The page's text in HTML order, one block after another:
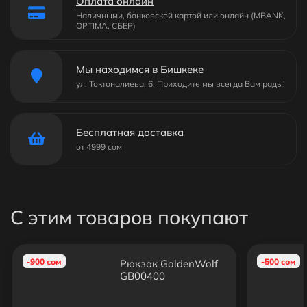
Наличными, банковской картой или онлайн (MBANK,
OPTIMA, СБЕР)
Мы находимся в Бишкеке
ул. Токтоналиева, 6. Приходите мы всегда Вам рады!
Бесплатная доставка
от 4999 сом
С этим товаров покупают
-900 сом
Рюкзак GoldenWolf
GB00400
-500 сом